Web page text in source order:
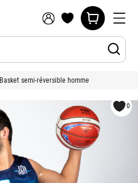
Basket semi-réversible homme
0